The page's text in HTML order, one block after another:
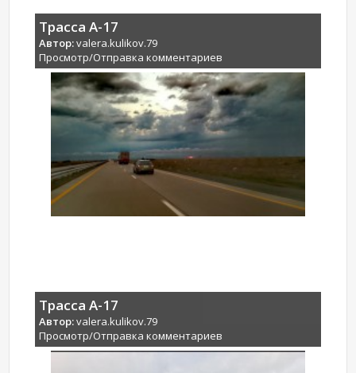
Трасса А-17
Автор:valera.kulikov.79
Просмотр/Отправка комментариев
Трасса А-17
Автор:valera.kulikov.79
Просмотр/Отправка комментариев